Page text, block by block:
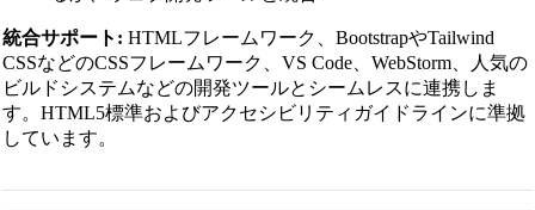
統合サポート: HTMLフレームワーク、BootstrapやTailwind
CSSなどのCSSフレームワーク、VS Code、WebStorm、人気の
ビルドシステムなどの開発ツールとシームレスに連携しま
す。HTML5標準およびアクセシビリティガイドラインに準拠
しています。